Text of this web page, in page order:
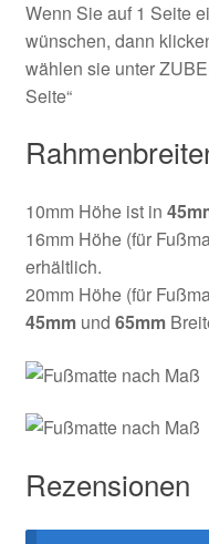
Wenn Sie auf 1 Seite
wünschen, dann
wählen sie unter
Seite“
10mm Höhe ist in
16mm Höhe (für
erhältlich.
20mm Höhe (für
45mmund 65mm
Rezensionen